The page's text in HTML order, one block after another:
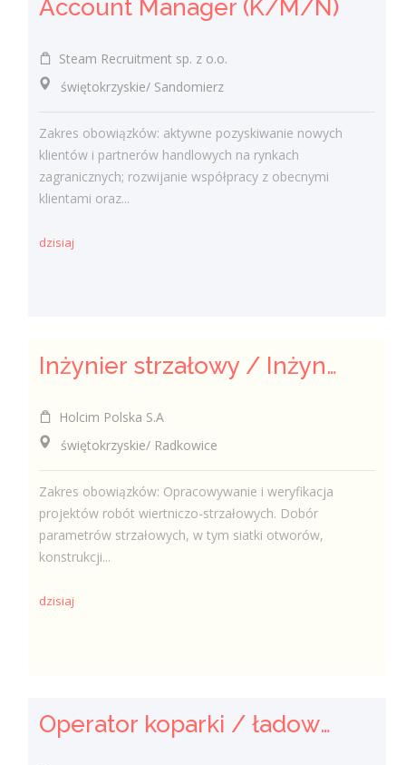
Account Manager (K/M/N)
Steam Recruitment sp. z o.o.
świętokrzyskie/ Sandomierz
Zakres obowiązków: aktywne pozyskiwanie nowych
klientów i partnerów handlowych na rynkach
zagranicznych; rozwijanie współpracy z obecnymi
klientami oraz...
dzisiaj
Inżynier strzałowy / Inżynierka strzałowa
Holcim Polska S.A
świętokrzyskie/ Radkowice
Zakres obowiązków: Opracowywanie i weryfikacja
projektów robót wiertniczo-strzałowych. Dobór
parametrów strzałowych, w tym siatki otworów,
konstrukcji...
dzisiaj
Operator koparki / ładowarki teleskopowej